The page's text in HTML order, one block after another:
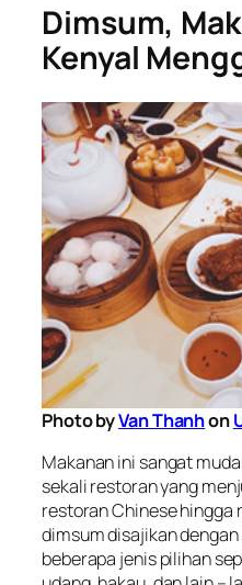
Dimsum,
Kenyal
Photo byVan Thanhon
Makanan ini sangat
sekali restoran yang
restoranChinesehingga
dimsum disajikan
beberapa jenis pilihan